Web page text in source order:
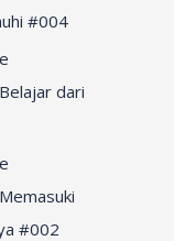
#004
dari
#002